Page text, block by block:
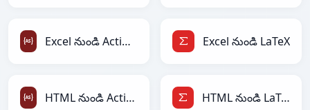
Excel నుండి ActionScript Excel నుండి LaTeX
HTML నుండి ActionScript HTML నుండి LaTeX